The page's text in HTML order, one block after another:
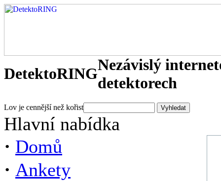
DetektoRINGNezávislý
detektorech
Lov je cennější než kořist
Hlavní nabídka
· Domů
· Ankety